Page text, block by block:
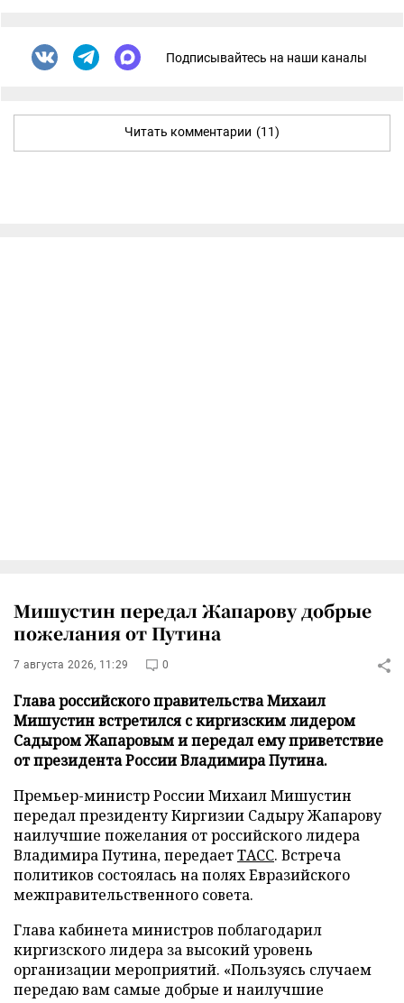
Подписывайтесь на наши каналы
Читать комментарии (11)
Мишустин передал Жапарову добрые
пожелания от Путина
7 августа 2026, 11:29 0
Глава российского правительства Михаил
Мишустин встретился с киргизским лидером
Садыром Жапаровым и передал ему приветствие
от президента России Владимира Путина.
Премьер-министр России Михаил Мишустин
передал президенту Киргизии Садыру Жапарову
наилучшие пожелания от российского лидера
Владимира Путина, передаетТАСС. Встреча
политиков состоялась на полях Евразийского
межправительственного совета.
Глава кабинета министров поблагодарил
киргизского лидера за высокий уровень
организации мероприятий. «Пользуясь случаем
передаю вам самые добрые и наилучшие